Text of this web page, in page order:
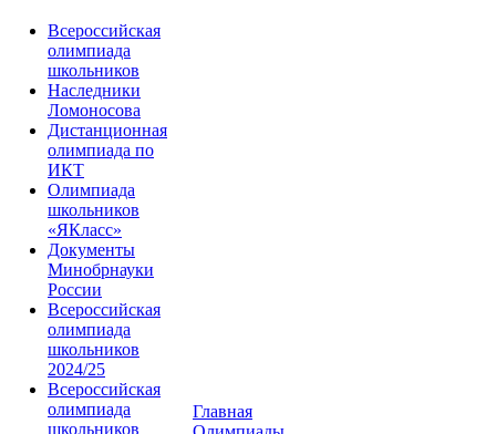
Всероссийская
олимпиада
школьников
Наследники
Ломоносова
Дистанционная
олимпиада по
ИКТ
Олимпиада
школьников
«ЯКласс»
Документы
Минобрнауки
России
Всероссийская
олимпиада
школьников
2024/25
Всероссийская
олимпиада
школьников
Главная